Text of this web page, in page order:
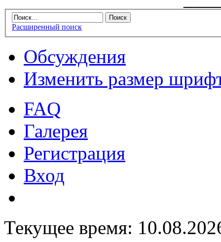
Расширенный поиск
Обсуждения
Изменить размер
FAQ
Галерея
Регистрация
Вход
Текущее время: